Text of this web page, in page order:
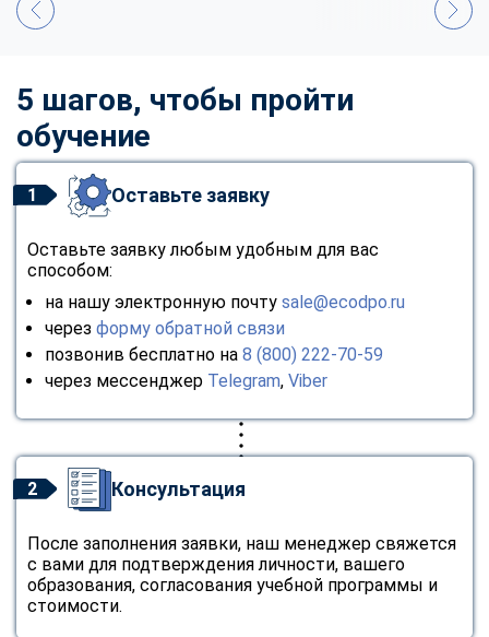
5 шагов, чтобы пройти
обучение
1 Оставьте заявку
Оставьте заявку любым удобным для вас
способом:
на нашу электронную почту sale@ecodpo.ru
через форму обратной связи
позвонив бесплатно на 8 (800) 222-70-59
через мессенджер Telegram, Viber
2 Консультация
После заполнения заявки, наш менеджер свяжется
с вами для подтверждения личности, вашего
образования, согласования учебной программы и
стоимости.